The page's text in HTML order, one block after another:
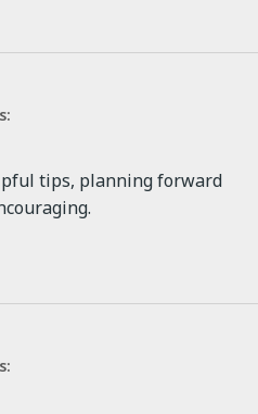
tips, planning forward